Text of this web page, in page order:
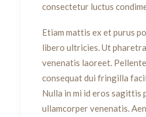
consectetur luctus
Etiam mattis ex et purus
libero ultricies. Ut
venenatis laoreet.
consequat dui fringilla
Nulla in mi id eros sagittis
ullamcorper venenatis.